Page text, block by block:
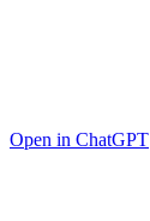
Open in ChatGPT